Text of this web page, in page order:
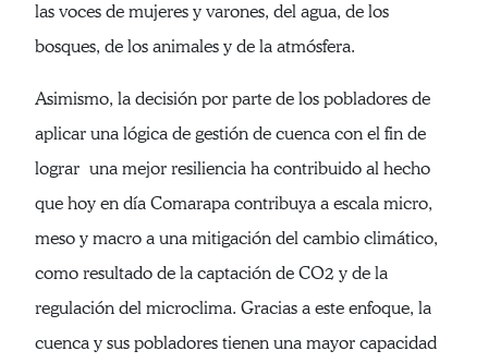
las voces de mujeres y varones, del agua, de los
bosques, de los animales y de la atmósfera.
Asimismo, la decisión por parte de los pobladores de
aplicar una lógica de gestión de cuenca con el fin de
lograr una mejor resiliencia ha contribuido al hecho
que hoy en día Comarapa contribuya a escala micro,
meso y macro a una mitigación del cambio climático,
como resultado de la captación de CO2 y de la
regulación del microclima. Gracias a este enfoque, la
cuenca y sus pobladores tienen una mayor capacidad